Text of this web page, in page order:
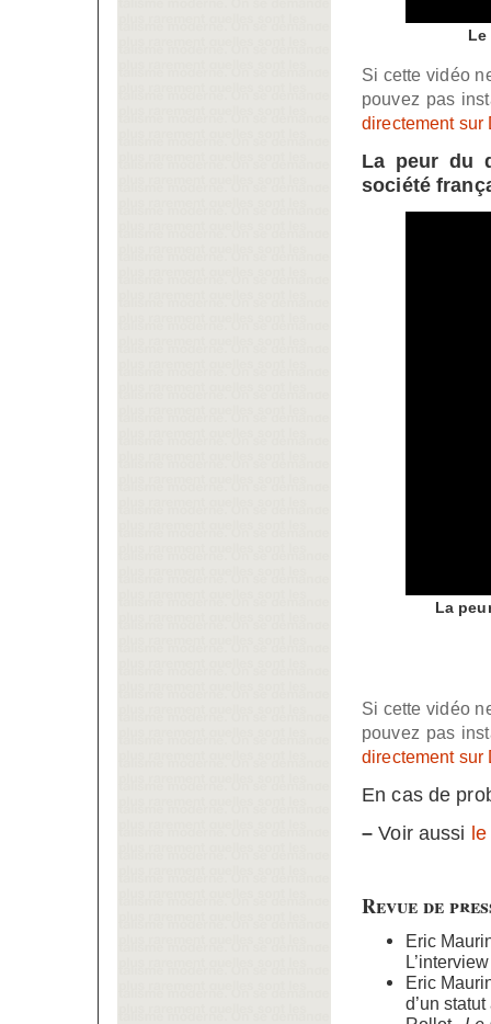
Si cette vidéo
pouvez pas
directement sur
La peur du
société
La
Si cette vidéo
pouvez pas
directement sur
En cas de
– Voir aussi
Revue de
Eric
Eric
d’un